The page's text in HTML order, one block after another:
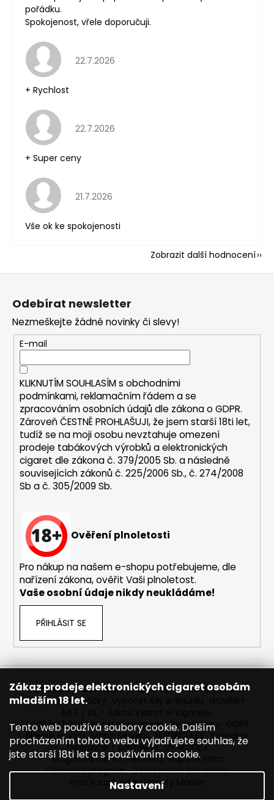
Zákaz prodeje elektronických cigaret osobám
mladším 18 let.
Tento web používá soubory cookie. Dalším
procházením tohoto webu vyjadřujete souhlas, že
jste starší 18ti let a s používáním cookie.
Nastavení
pořádku.
Spokojenost, vřele doporučuji.
Hodnocení obchodu je 5 z 5 hvězdiček.
22.7.2026
+ Rychlost
Hodnocení obchodu je 5 z 5 hvězdiček.
22.7.2026
+ Super ceny
Hodnocení obchodu je 5 z 5 hvězdiček.
21.7.2026
Vše ok ke spokojenosti
Zobrazit další hodnocení
Z
Odebírat newsletter
Nezmeškejte žádné novinky či slevy!
E-mail
KLIKNUTÍM SOUHLASÍM s obchodními
podmínkami,reklamačním řádem a se
zpracováním osobních údajů dle zákona oGDPR.
Zároveň ČESTNĚ PROHLAŠUJI, že jsem starší 18ti let,
tudíž se na moji osobu nevztahuje omezení
prodeje tabákových výrobků a elektronických
cigaret dle zákona č. 379/2005 Sb. a následně
souvisejících zákonů č. 225/2006 Sb., č. 274/2008
Sb a č. 305/2009 Sb.
Ověření plnoletosti
Pro nákup na našem e-shopu potřebujeme, dle
nařízení zákona, ověřit Vaši plnoletost.
Vaše osobní údaje nikdy neukládáme!
PŘIHLÁSIT SE
Reklamace Obchodní podmínky Sledování zásilek
Prodávané značky
Míchání bází a boosteru Imperia Newslettery
Slovník pojmů Mapa serveru HLÍDACÍ PES Kontakty
Dopravné / poštovné VÝPRODEJ
ecigareta Marion Heureka Napište nám
Věrnostní program Doručení na Slovensko
Proč koupit od ecigarety Marion